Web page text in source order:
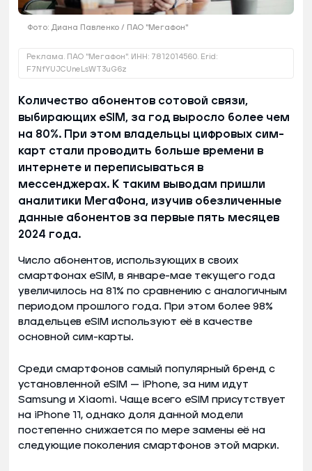
Фото: Диана Павленко / ПАО "Мегафон"
Реклама. ПАО "Мегафон". ИНН: 7812014560. Erid:
F7NfYUJCUneLsWT3uG6z
Количество абонентов сотовой связи,
выбирающих eSIM, за год выросло более чем
на 80%. При этом владельцы цифровых сим-
карт стали проводить больше времени в
интернете и переписываться в
мессенджерах. К таким выводам пришли
аналитики МегаФона, изучив обезличенные
данные абонентов за первые пять месяцев
2024 года.
Число абонентов, использующих в своих
смартфонах eSIM, в январе-мае текущего года
увеличилось на 81% по сравнению с аналогичным
периодом прошлого года. При этом более 98%
владельцев eSIM используют её в качестве
основной сим-карты.
Среди смартфонов самый популярный бренд с
установленной eSIM — iPhone, за ним идут
Samsung и Xiaomi. Чаще всего eSIM присутствует
на iPhone 11, однако доля данной модели
постепенно снижается по мере замены её на
следующие поколения смартфонов этой марки.